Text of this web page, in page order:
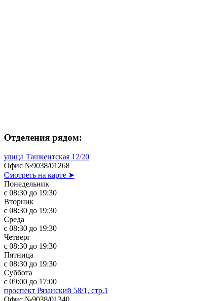
Отделения рядом:
улица Ташкентская 12/20
Офис №9038/01268
Смотреть на карте ➤
Понедельник
с 08:30 до 19:30
Вторник
с 08:30 до 19:30
Среда
с 08:30 до 19:30
Четверг
с 08:30 до 19:30
Пятница
с 08:30 до 19:30
Суббота
с 09:00 до 17:00
проспект Рязанский 58/1, стр.1
Офис №9038/01340